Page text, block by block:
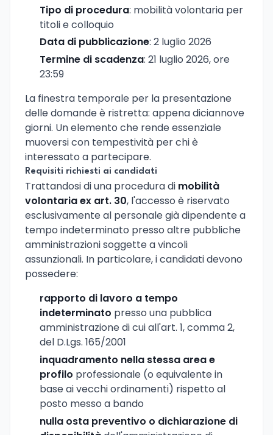
Tipo di procedura: mobilità volontaria per
titoli e colloquio
Data di pubblicazione: 2 luglio 2026
Termine di scadenza: 21 luglio 2026, ore
23:59
La finestra temporale per la presentazione
delle domande è ristretta: appena diciannove
giorni. Un elemento che rende essenziale
muoversi con tempestività per chi è
interessato a partecipare.
Requisiti richiesti ai candidati
Trattandosi di una procedura di mobilità
volontaria ex art. 30, l'accesso è riservato
esclusivamente al personale già dipendente a
tempo indeterminato presso altre pubbliche
amministrazioni soggette a vincoli
assunzionali. In particolare, i candidati devono
possedere:
rapporto di lavoro a tempo
indeterminato presso una pubblica
amministrazione di cui all'art. 1, comma 2,
del D.Lgs. 165/2001
inquadramento nella stessa area e
profilo professionale (o equivalente in
base ai vecchi ordinamenti) rispetto al
posto messo a bando
nulla osta preventivo o dichiarazione di